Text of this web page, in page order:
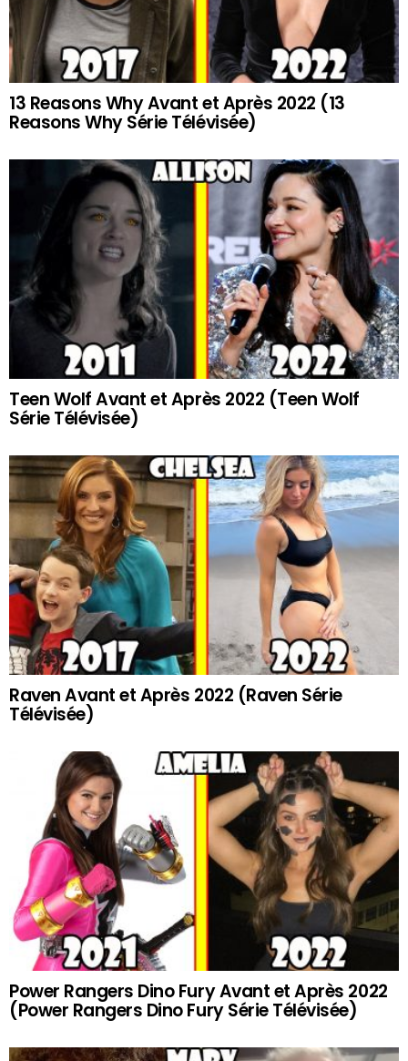
13 Reasons Why Avant et Après 2022 (13
Reasons Why Série Télévisée)
Teen Wolf Avant et Après 2022 (Teen Wolf
Série Télévisée)
Raven Avant et Après 2022 (Raven Série
Télévisée)
Power Rangers Dino Fury Avant et Après 2022
(Power Rangers Dino Fury Série Télévisée)